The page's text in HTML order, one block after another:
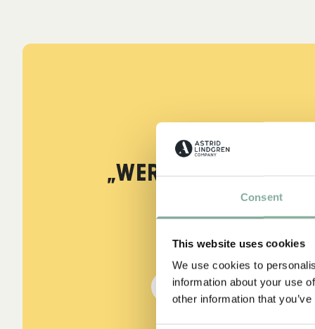
Consent
This website uses cookies
We use cookies to
information about your use
other information that
„Wer stark ist,
sein.“
aus Kennst du Pippi
DIE PIPPI-LANGSTRUMPF-